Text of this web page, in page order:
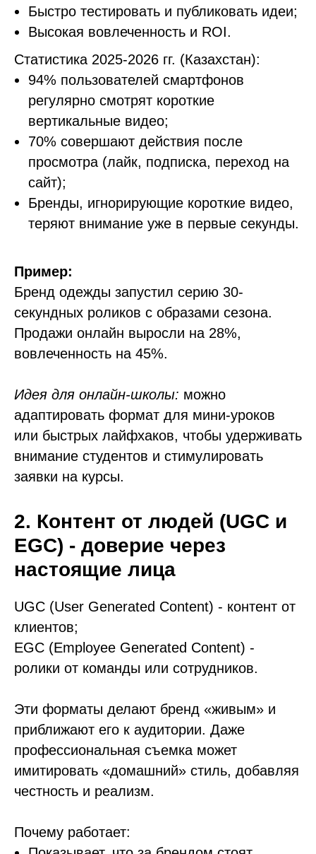
Быстро тестировать и публиковать идеи;
Высокая вовлеченность и ROI.
Статистика 2025-2026 гг. (Казахстан):
94% пользователей смартфонов
регулярно смотрят короткие
вертикальные видео;
70% совершают действия после
просмотра (лайк, подписка, переход на
сайт);
Бренды, игнорирующие короткие видео,
теряют внимание уже в первые секунды.
Пример:
Бренд одежды запустил серию 30-
секундных роликов с образами сезона.
Продажи онлайн выросли на 28%,
вовлеченность на 45%.
Идея для онлайн-школы: можно
адаптировать формат для мини-уроков
или быстрых лайфхаков, чтобы удерживать
внимание студентов и стимулировать
заявки на курсы.
2. Контент от людей (UGC и
EGC) - доверие через
настоящие лица
UGC (User Generated Content) - контент от
клиентов;
EGC (Employee Generated Content) -
ролики от команды или сотрудников.
Эти форматы делают бренд «живым» и
приближают его к аудитории. Даже
профессиональная съемка может
имитировать «домашний» стиль, добавляя
честность и реализм.
Почему работает: